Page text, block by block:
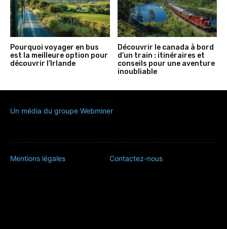
Un média du groupe Webminer
Mentions légales Contactez-nous